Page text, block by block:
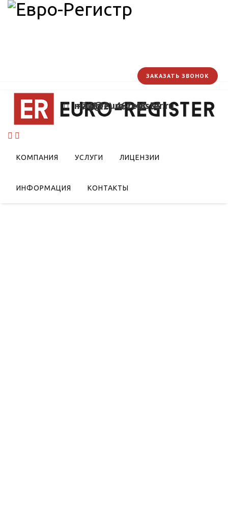
+7 (812) 467-48-33
mail@euro-register.ru
ЗАКАЗАТЬ ЗВОНОК
КОМПАНИЯ УСЛУГИ ЛИЦЕНЗИИ
ИНФОРМАЦИЯ КОНТАКТЫ